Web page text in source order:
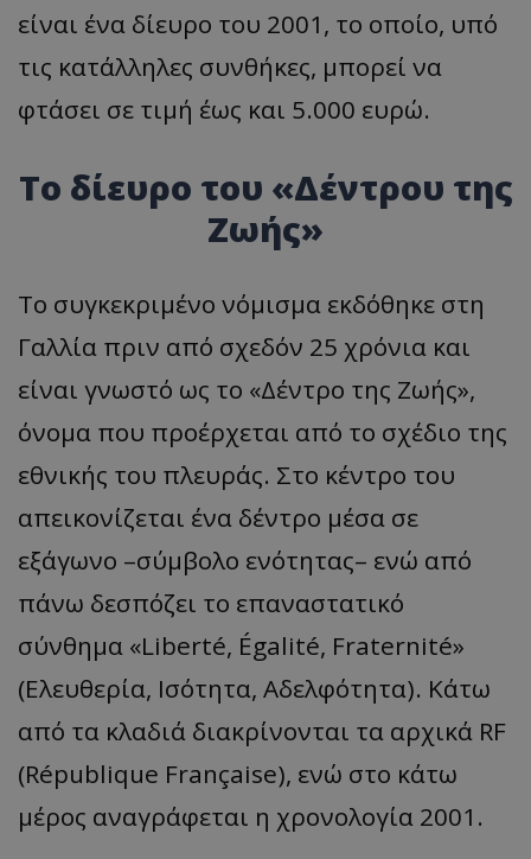
είναι ένα δίευρο του 2001, το οποίο, υπό
τις κατάλληλες συνθήκες, μπορεί να
φτάσει σε τιμή έως και 5.000 ευρώ.
Το δίευρο του «Δέντρου της
Ζωής»
Το συγκεκριμένο νόμισμα εκδόθηκε στη
Γαλλία πριν από σχεδόν 25 χρόνια και
είναι γνωστό ως το «Δέντρο της Ζωής»,
όνομα που προέρχεται από το σχέδιο της
εθνικής του πλευράς. Στο κέντρο του
απεικονίζεται ένα δέντρο μέσα σε
εξάγωνο –σύμβολο ενότητας– ενώ από
πάνω δεσπόζει το επαναστατικό
σύνθημα «Liberté, Égalité, Fraternité»
(Ελευθερία, Ισότητα, Αδελφότητα). Κάτω
από τα κλαδιά διακρίνονται τα αρχικά RF
(République Française), ενώ στο κάτω
μέρος αναγράφεται η χρονολογία 2001.